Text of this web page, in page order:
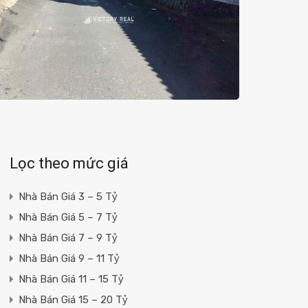
Lọc theo mức giá
Nhà Bán Giá 3 – 5 Tỷ
Nhà Bán Giá 5 – 7 Tỷ
Nhà Bán Giá 7 – 9 Tỷ
Nhà Bán Giá 9 – 11 Tỷ
Nhà Bán Giá 11 – 15 Tỷ
Nhà Bán Giá 15 – 20 Tỷ